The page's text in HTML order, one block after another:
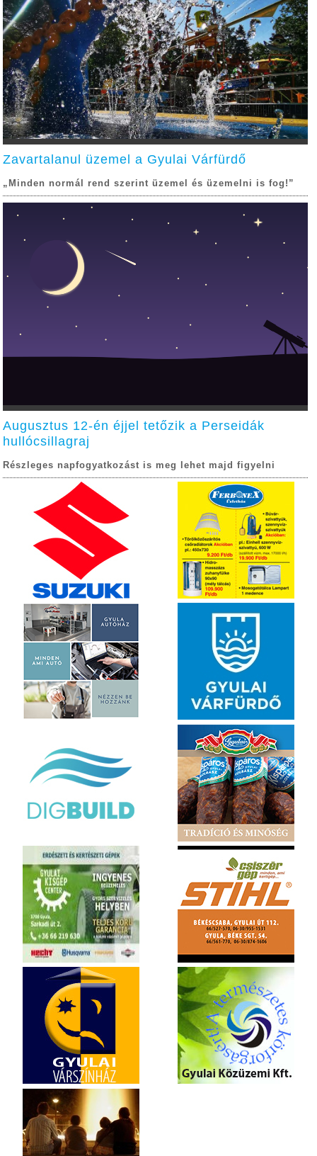
Zavartalanul üzemel a Gyulai Várfürdő
„Minden normál rend szerint üzemel és üzemelni is fog!”
Augusztus 12-én éjjel tetőzik a Perseidák
hullócsillagraj
Részleges napfogyatkozást is meg lehet majd figyelni